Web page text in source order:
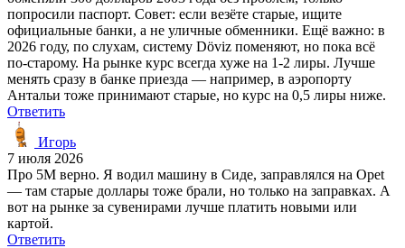
попросили паспорт. Совет: если везёте старые, ищите
официальные банки, а не уличные обменники. Ещё важно: в
2026 году, по слухам, систему Döviz поменяют, но пока всё
по-старому. На рынке курс всегда хуже на 1-2 лиры. Лучше
менять сразу в банке приезда — например, в аэропорту
Антальи тоже принимают старые, но курс на 0,5 лиры ниже.
Ответить
Игорь
7 июля 2026
Про 5M верно. Я водил машину в Сиде, заправлялся на Opet
— там старые доллары тоже брали, но только на заправках. А
вот на рынке за сувенирами лучше платить новыми или
картой.
Ответить